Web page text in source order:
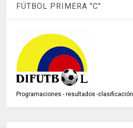
FÚTBOL PRIMERA "C"
Programaciones - resultados -clasificación